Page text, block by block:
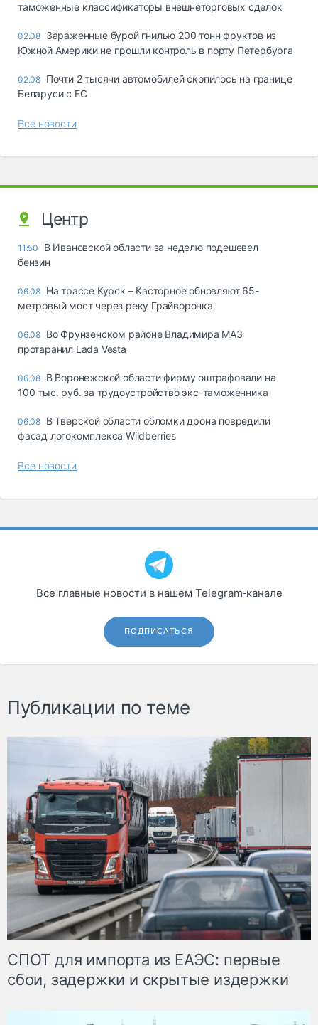
таможенные классификаторы внешнеторговых сделок
02.08 Зараженные бурой гнилью 200 тонн фруктов из
Южной Америки не прошли контроль в порту Петербурга
02.08 Почти 2 тысячи автомобилей скопилось на границе
Беларуси с ЕС
Все новости
Центр
11:50
В Ивановской области за неделю подешевел
бензин
06.08 На трассе Курск – Касторное обновляют 65-
метровый мост через реку Грайворонка
06.08 Во Фрунзенском районе Владимира МАЗ
протаранил Lada Vesta
06.08 В Воронежской области фирму оштрафовали на
100 тыс. руб. за трудоустройство экс-таможенника
06.08 В Тверской области обломки дрона повредили
фасад логокомплекса Wildberries
Все новости
Все главные новости в нашем Telegram‑канале
ПОДПИСАТЬСЯ
Публикации по теме
СПОТ для импорта из ЕАЭС: первые
сбои, задержки и скрытые издержки